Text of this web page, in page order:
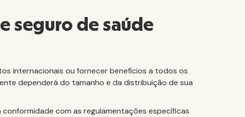
seguro de saúde
internacionais ou fornecer benefícios a todos os
dependerá do tamanho e da distribuição de sua
com as regulamentações específicas